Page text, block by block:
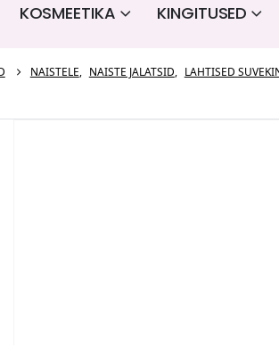
KOSMEETIKA KINGITUSED
NAISTELE, NAISTE JALATSID, LAHTISED